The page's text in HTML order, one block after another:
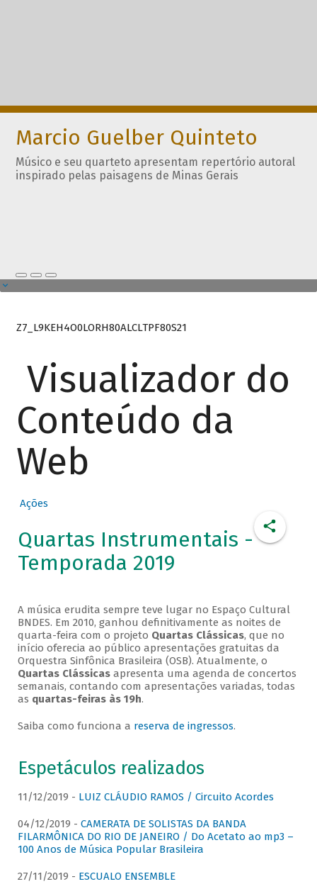
Marcio Guelber Quinteto
Músico e seu quarteto apresentam repertório autoral
inspirado pelas paisagens de Minas Gerais
Z7_L9KEH4O0LORH80ALCLTPF80S21
Visualizador do
Conteúdo da
Web
Ações
Quartas Instrumentais -
Temporada 2019
A música erudita sempre teve lugar no Espaço Cultural
BNDES. Em 2010, ganhou definitivamente as noites de
quarta-feira com o projeto Quartas Clássicas, que no
início oferecia ao público apresentações gratuitas da
Orquestra Sinfônica Brasileira (OSB). Atualmente, o
Quartas Clássicasapresenta uma agenda de concertos
semanais, contando com apresentações variadas, todas
as quartas-feiras às 19h.
Saiba como funciona a reserva de ingressos.
Espetáculos realizados
11/12/2019 - LUIZ CLÁUDIO RAMOS / Circuito Acordes
04/12/2019 - CAMERATA DE SOLISTAS DA BANDA
FILARMÔNICA DO RIO DE JANEIRO / Do Acetato ao mp3 –
100 Anos de Música Popular Brasileira
27/11/2019 - ESCUALO ENSEMBLE